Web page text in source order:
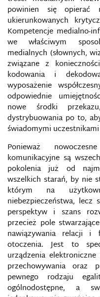
powinien się opierać
ukierunkowanych
Kompetencje medialno-
we właściwym
medialnych (słownych,
związane z
kodowania i
wyposażenie
odpowiednie
nowe środki
dystrybuowania po to,
świadomymi uczestnikami
Ponieważ
komunikacyjne są
pokolenia już od
wszelkich starań, by nie
którym na
niebezpieczeństwa, lecz
perspektyw i szans
przecież pole
nawiązywania relacji i
otoczenia. Jest to
urządzenia
przechowywania oraz
pewnego rodzaju
ogólnodostępne, a
POTENCJAŁ SIŁY
PRAWNA OCHRONA
INFORMACJI
PRAWNE ASPEKTY
PRAWNE PODSTAWY
W POLSCE I W UE
PRAWO DO INFORMACJI
PROCESY
PROFILAKTYKA
INFORMACYJNEGO
PROGRAMY MASOWEJ
PROPAGANDA
PROPAGANDA